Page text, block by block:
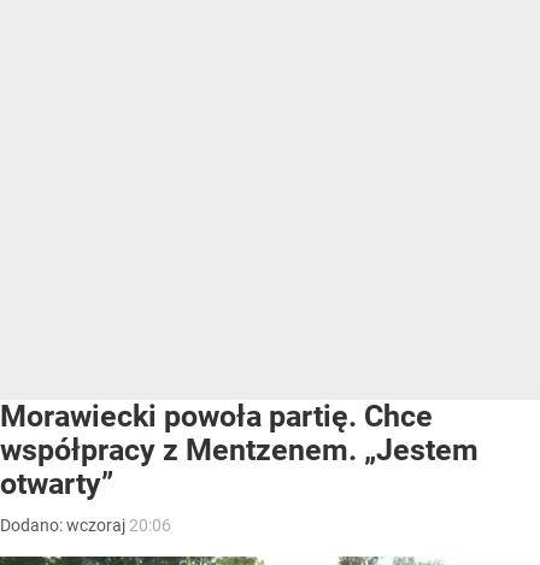
Morawiecki powoła partię. Chce
współpracy z Mentzenem. „Jestem
otwarty”
Dodano:wczoraj 20:06